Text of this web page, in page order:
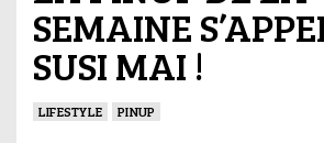
SEMAINE
SUSI MAI !
LIFESTYLE PINUP